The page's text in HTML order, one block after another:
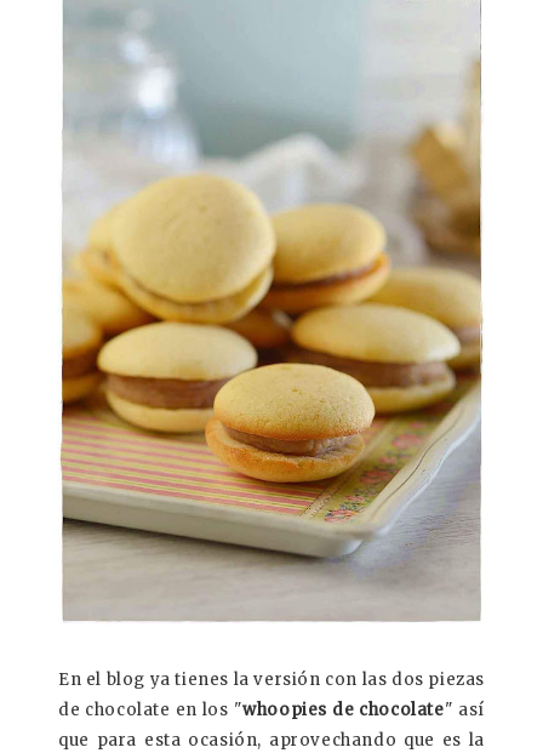
En el blog ya tienes la versión con las dos piezas
de chocolate en los "whoopies de chocolate" así
que para esta ocasión, aprovechando que es la